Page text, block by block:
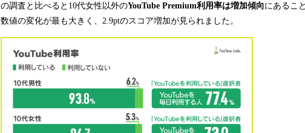
の調査と比べると10代女性以外のYouTube Premium利用率は増加傾向にあるこ
数値の変化が最も大きく、2.9ptのスコア増加が見られました。